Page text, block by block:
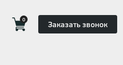
0 Заказать звонок